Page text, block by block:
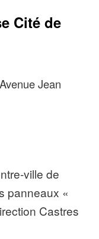
Cité de
Jean
ville de
panneaux «
Castres